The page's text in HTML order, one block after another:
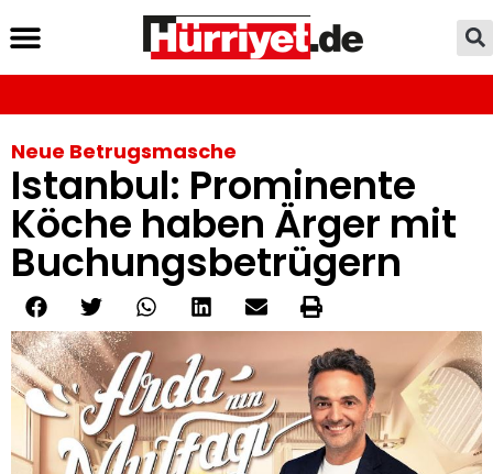
Neue Betrugsmasche
Istanbul: Prominente
Köche haben Ärger mit
Buchungsbetrügern